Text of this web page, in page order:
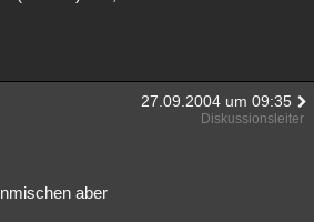
27.09.2004 um 09:35
Diskussionsleiter
aber